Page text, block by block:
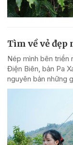
Tìm về vẻ đẹp
Nép mình bên triền
Điện Biên, bản Pa
nguyên bản những